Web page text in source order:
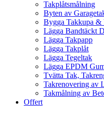
Takplåtsmålning
Byten av
Bygga Takkupa &
Lägga Bandtäckt
Lägga Takpapp
Lägga Takplåt
Lägga Tegeltak
Lägga EPDM
Tvätta Tak,
Takrenovering av
Takmålning av
Offert